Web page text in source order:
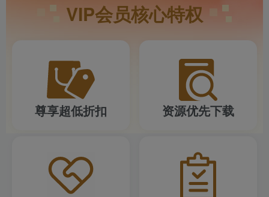
VIP会员核心特权
尊享超低折扣 资源优先下载